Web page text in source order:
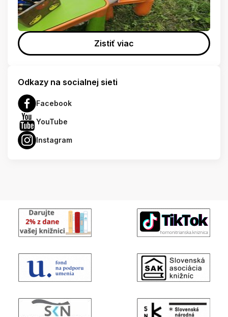
Zistiť viac
Odkazy na socialnej sieti
Facebook
YouTube
Instagram